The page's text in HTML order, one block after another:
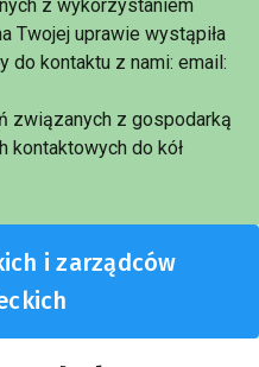
z wykorzystaniem
Twojej uprawie wystąpiła
do kontaktu z nami: email:
związanych z gospodarką
kontaktowych do kół
i zarządców